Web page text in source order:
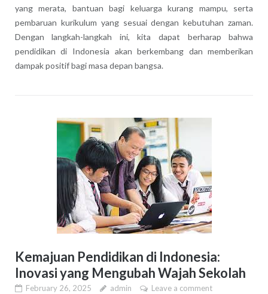
yang merata, bantuan bagi keluarga kurang mampu, serta
pembaruan kurikulum yang sesuai dengan kebutuhan zaman.
Dengan langkah-langkah ini, kita dapat berharap bahwa
pendidikan di Indonesia akan berkembang dan memberikan
dampak positif bagi masa depan bangsa.
Kemajuan Pendidikan di Indonesia:
Inovasi yang Mengubah Wajah Sekolah
February 26, 2025 admin Leave a comment